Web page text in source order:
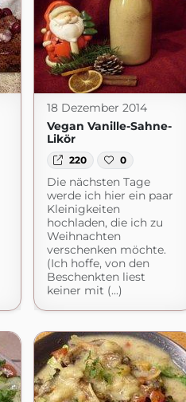
18 Dezember 2014
Vegan Vanille-Sahne-
Likör
220 0
Die nächsten Tage
werde ich hier ein paar
Kleinigkeiten
hochladen, die ich zu
Weihnachten
verschenken möchte.
(Ich hoffe, von den
Beschenkten liest
keiner mit (...)